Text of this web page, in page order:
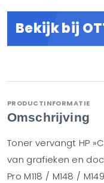
Bekijk bij
PRODUCTINFORMATIE
Omschrijving
Toner vervangt HP
van grafieken en
Pro M118 / M148 /